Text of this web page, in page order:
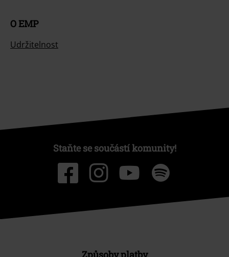
O EMP
Udržitelnost
Staňte se součástí komunity!